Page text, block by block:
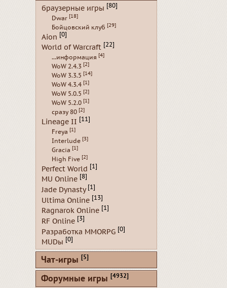
браузерные игры [80]
Dwar [18]
Бойцовский клуб [29]
Aion [0]
World of Warcraft [22]
...информация [4]
WoW 2.4.3 [2]
WoW 3.3.5 [14]
WoW 4.3.4 [1]
WoW 5.0.5 [2]
WoW 5.2.0 [1]
сразу 80 [2]
Lineage II [11]
Freya [1]
Interlude [3]
Gracia [1]
High Five [2]
Perfect World [1]
MU Online [8]
Jade Dynasty [1]
Ultima Online [13]
Ragnarok Online [1]
RF Online [3]
Разработка MMORPG [0]
MUDы [0]
Чат-игры [5]
Форумные игры [4932]